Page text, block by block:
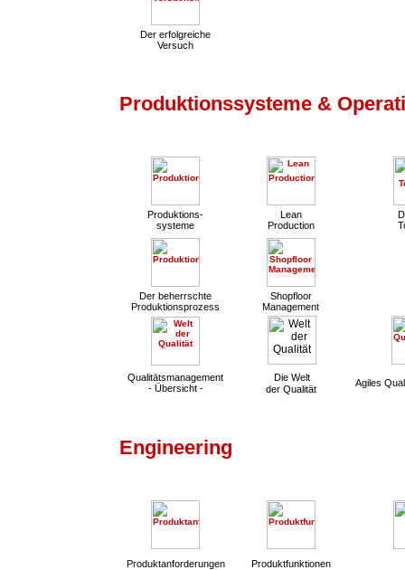
Der erfolgreiche
Versuch
Produktionssysteme &
Produktions-
systeme
Lean
Production
Der beherrschte
Produktionsprozess
Shopfloor
Management
Qualitätsmanagement
- Übersicht -
Die Welt
der Qualität
Agiles
Engineering
Produktanforderungen Produktfunktionen